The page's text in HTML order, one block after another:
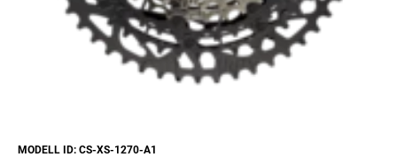
MODELL ID: CS-XS-1270-A1